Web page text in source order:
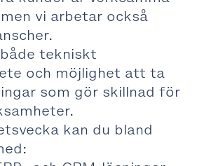
vi arbetar också
tekniskt
och möjlighet att ta
som gör skillnad för
kan du bland